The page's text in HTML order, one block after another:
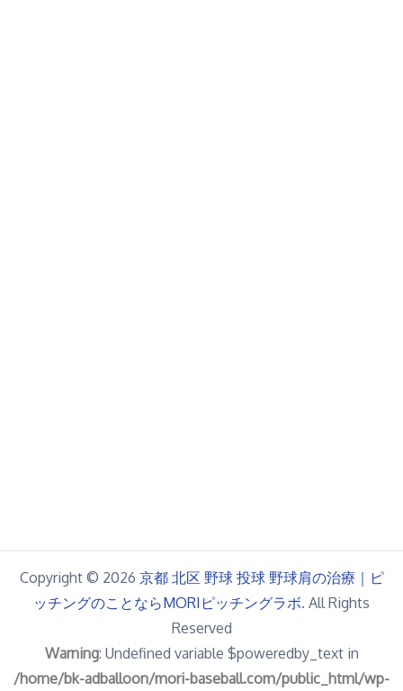
Copyright © 2026 京都 北区 野球 投球 野球肩の治療｜ピ
ッチングのことならMORIピッチングラボ. All Rights
Reserved
Warning: Undefined variable $poweredby_text in
/home/bk-adballoon/mori-baseball.com/public_html/wp-